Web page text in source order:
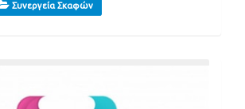
Συνεργεία Σκαφών